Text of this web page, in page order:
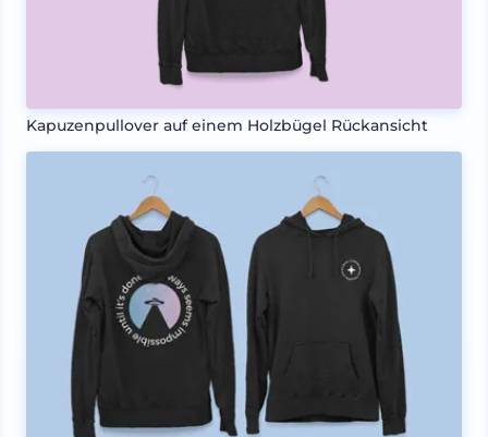
Kapuzenpullover auf einem Holzbügel Rückansicht